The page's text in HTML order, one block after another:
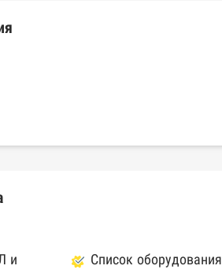
и
Список оборудования